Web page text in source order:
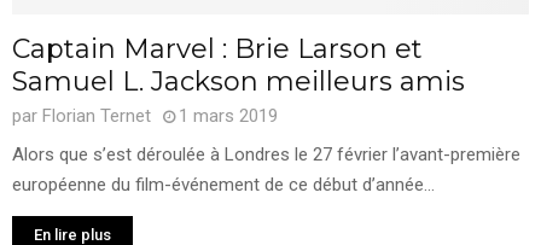
Captain Marvel : Brie Larson et
Samuel L. Jackson meilleurs amis
par Florian Ternet
1 mars 2019
Alors que s’est déroulée à Londres le 27 février l’avant-première
européenne du film-événement de ce début d’année...
En lire plus